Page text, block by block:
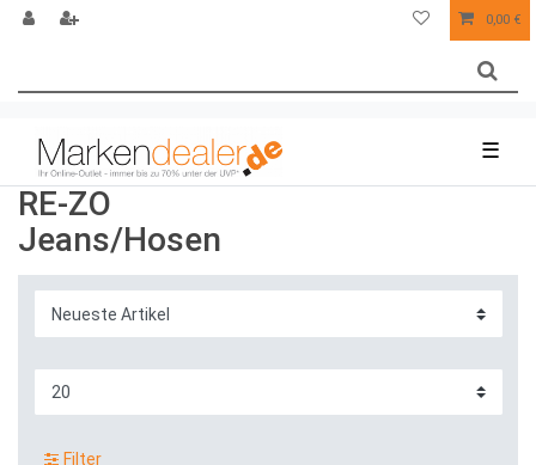
0,00 €
☰
RE-ZO
Jeans/Hosen
Filter